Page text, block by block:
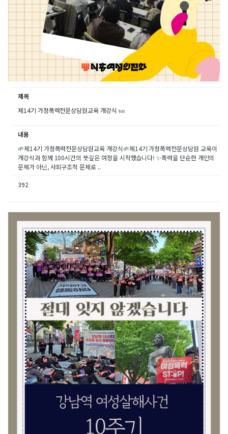
제목
제14기 가정폭력전문상담원교육 개강식 hit
내용
🌱제14기 가정폭력전문상담원교육 개강식🌱제14기 가정폭력전문상담원 교육이
개강식과 함께 100시간의 뜻깊은 여정을 시작했습니다! ✨폭력을 단순한 개인의
문제가 아닌, 사회구조적 문제로 ..
392